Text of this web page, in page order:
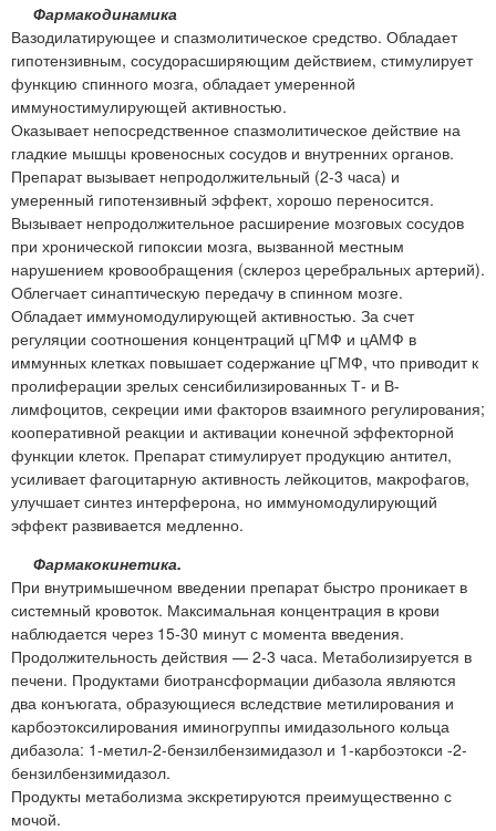
Фармакодинамика
Вазодилатирующее и спазмолитическое средство. Обладает
гипотензивным, сосудорасширяющим действием, стимулирует
функцию спинного мозга, обладает умеренной
иммуностимулирующей активностью.
Оказывает непосредственное спазмолитическое действие на
гладкие мышцы кровеносных сосудов и внутренних органов.
Препарат вызывает непродолжительный (2-3 часа) и
умеренный гипотензивный эффект, хорошо переносится.
Вызывает непродолжительное расширение мозговых сосудов
при хронической гипоксии мозга, вызванной местным
нарушением кровообращения (склероз церебральных артерий).
Облегчает синаптическую передачу в спинном мозге.
Обладает иммуномодулирующей активностью. За счет
регуляции соотношения концентраций цГМФ и цАМФ в
иммунных клетках повышает содержание цГМФ, что приводит к
пролиферации зрелых сенсибилизированных Т- и В-
лимфоцитов, секреции ими факторов взаимного регулирования;
кооперативной реакции и активации конечной эффекторной
функции клеток. Препарат стимулирует продукцию антител,
усиливает фагоцитарную активность лейкоцитов, макрофагов,
улучшает синтез интерферона, но иммуномодулирующий
эффект развивается медленно.
Фармакокинетика.
При внутримышечном введении препарат быстро проникает в
системный кровоток. Максимальная концентрация в крови
наблюдается через 15-30 минут с момента введения.
Продолжительность действия — 2-3 часа. Метаболизируется в
печени. Продуктами биотрансформации дибазола являются
два конъюгата, образующиеся вследствие метилирования и
карбоэтоксилирования иминогруппы имидазольного кольца
дибазола: 1-метил-2-бензилбензимидазол и 1-карбоэтокси -2-
бензилбензимидазол.
Продукты метаболизма экскретируются преимущественно с
мочой.